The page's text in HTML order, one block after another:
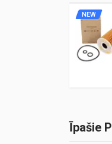
NEW
Īpašie